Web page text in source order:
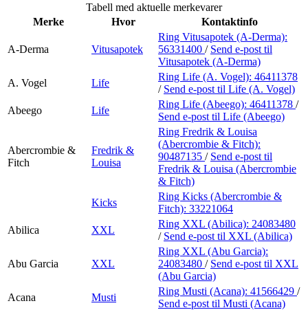
Praktisk informasjon
Ledige stillinger
Magasin
Tabell med aktuelle merkevarer
Merke
Hvor Kontaktinfo
A-Derma Vitusapotek
Ring Vitusapotek (A-Derma):
56331400 / Send e-post til
Vitusapotek (A-Derma)
A. Vogel
Life
Ring Life (A. Vogel): 46411378
/ Send e-post til Life (A. Vogel)
Abeego
Life
Ring Life (Abeego): 46411378 /
Send e-post til Life (Abeego)
Abercrombie &
Fitch
Fredrik &
Louisa
Ring Fredrik & Louisa
(Abercrombie & Fitch):
90487135 / Send e-post til
Fredrik & Louisa (Abercrombie
& Fitch)
Kicks
Ring Kicks (Abercrombie &
Fitch): 33221064
Abilica
XXL
Ring XXL (Abilica): 24083480
/ Send e-post til XXL (Abilica)
Abu Garcia XXL
Ring XXL (Abu Garcia):
24083480 / Send e-post til XXL
(Abu Garcia)
Acana
Musti
Ring Musti (Acana): 41566429 /
Send e-post til Musti (Acana)